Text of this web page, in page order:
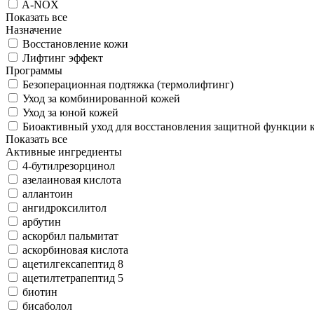
A-NOX
Показать все
Назначение
Восстановление кожи
Лифтинг эффект
Программы
Безоперационная подтяжка (термолифтинг)
Уход за комбинированной кожей
Уход за юной кожей
Биоактивный уход для восстановления защитной функции
Показать все
Активные ингредиенты
4-бутилрезорцинол
азелаиновая кислота
аллантоин
ангидроксилитол
арбутин
аскорбил пальмитат
аскорбиновая кислота
ацетилгексапептид 8
ацетилтетрапептид 5
биотин
бисаболол